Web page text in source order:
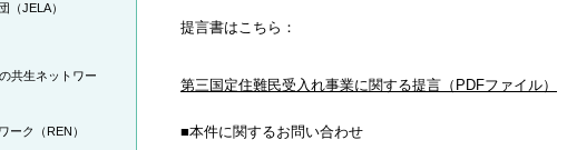
提言書はこちら：
第三国定住難民受入れ事業に関する提言（PDFファイル）
■本件に関するお問い合わせ
（JELA）
共生ネットワー
ーク（REN）